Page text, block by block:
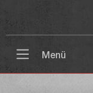
Menü